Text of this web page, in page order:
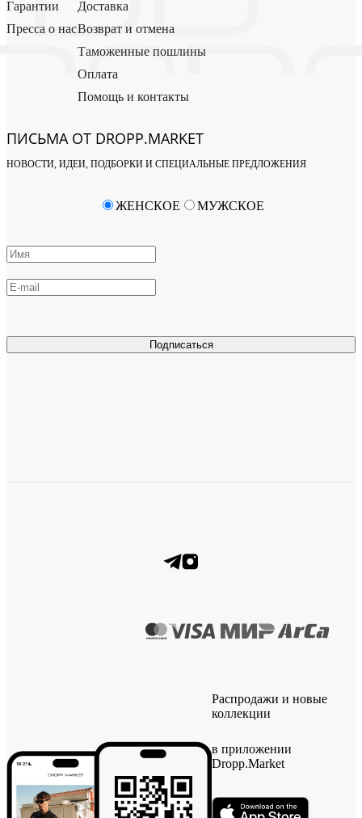
Гарантии
Пресса о нас
Доставка
Возврат и отмена
Таможенные пошлины
Оплата
Помощь и контакты
ПИСЬМА ОТ DROPP.MARKET
НОВОСТИ, ИДЕИ, ПОДБОРКИ И СПЕЦИАЛЬНЫЕ ПРЕДЛОЖЕНИЯ
Подписаться
ЖЕНСКОЕ МУЖСКОЕ
Распродажи и новые
коллекции
в приложении
Dropp.Market